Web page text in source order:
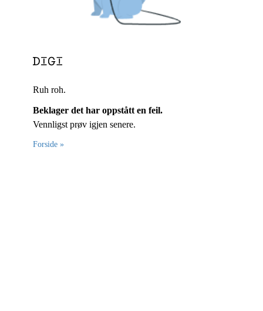
Ruh roh.
Beklager det har oppstått en feil.
Vennligst prøv igjen senere.
Forside »